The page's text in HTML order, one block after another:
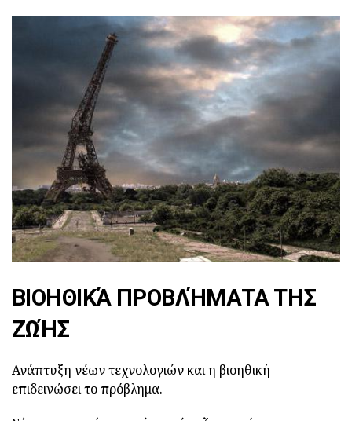
ΒΙΟΗΘΙΚΆ ΠΡΟΒΛΉΜΑΤΑ ΤΗΣ
ΖΩΉΣ
Ανάπτυξη νέων τεχνολογιών και η βιοηθική
επιδεινώσει το πρόβλημα.